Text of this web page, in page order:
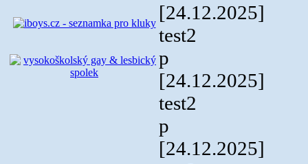
[24.12.2025]
test2
p
[24.12.2025]
test2
p
[24.12.2025]